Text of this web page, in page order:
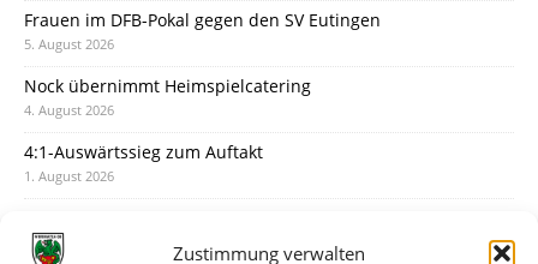
Zustimmung verwalten
Frauen im DFB-Pokal gegen den SV Eutingen
5. August 2026
Nock übernimmt Heimspielcatering
4. August 2026
4:1-Auswärtssieg zum Auftakt
1. August 2026
31. Juli 2026